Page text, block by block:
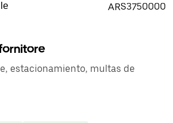
ARS3750000
estacionamiento, multas de